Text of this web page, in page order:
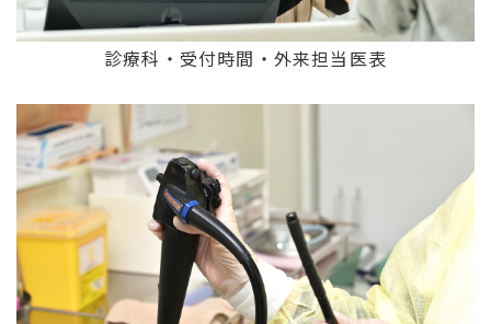
診療科・受付時間・外来担当医表